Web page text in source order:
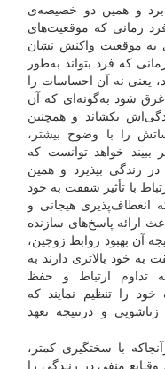
و همین دو خصیصه‌ی
زمانی که موقعیت‌های
به موقعیت واکنش نشان
که فرد بتواند به‌طور
یعنی نه آن احساسات را
شود به‌گونه‌ای که آن
بکشاند و همچنین
را با وضوح بیشتر،
ببیند خواهد توانست که
زندگی بپذیرد و همین
با تأثیر شفقت به خود
هیجانی و
ارائه پاسخ‌های سازنده
آن بهبود روابط زوجین،
خود بالاتری دارند به
تداوم ارتباط و حفظ
را تنظیم نمایند که
و درنتیجه تعهد
با سختگیری کمتر،